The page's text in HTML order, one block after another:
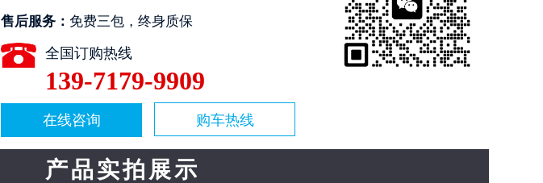
售后服务： 免费三包，终身质保
在线咨询 购车热线
全国订购热线
139-7179-9909
产品实拍展示